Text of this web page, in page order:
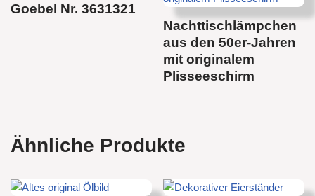
Goebel Nr. 3631321
Nachttischlämpchen
aus den 50er-Jahren
mit originalem
Plisseeschirm
Ähnliche Produkte